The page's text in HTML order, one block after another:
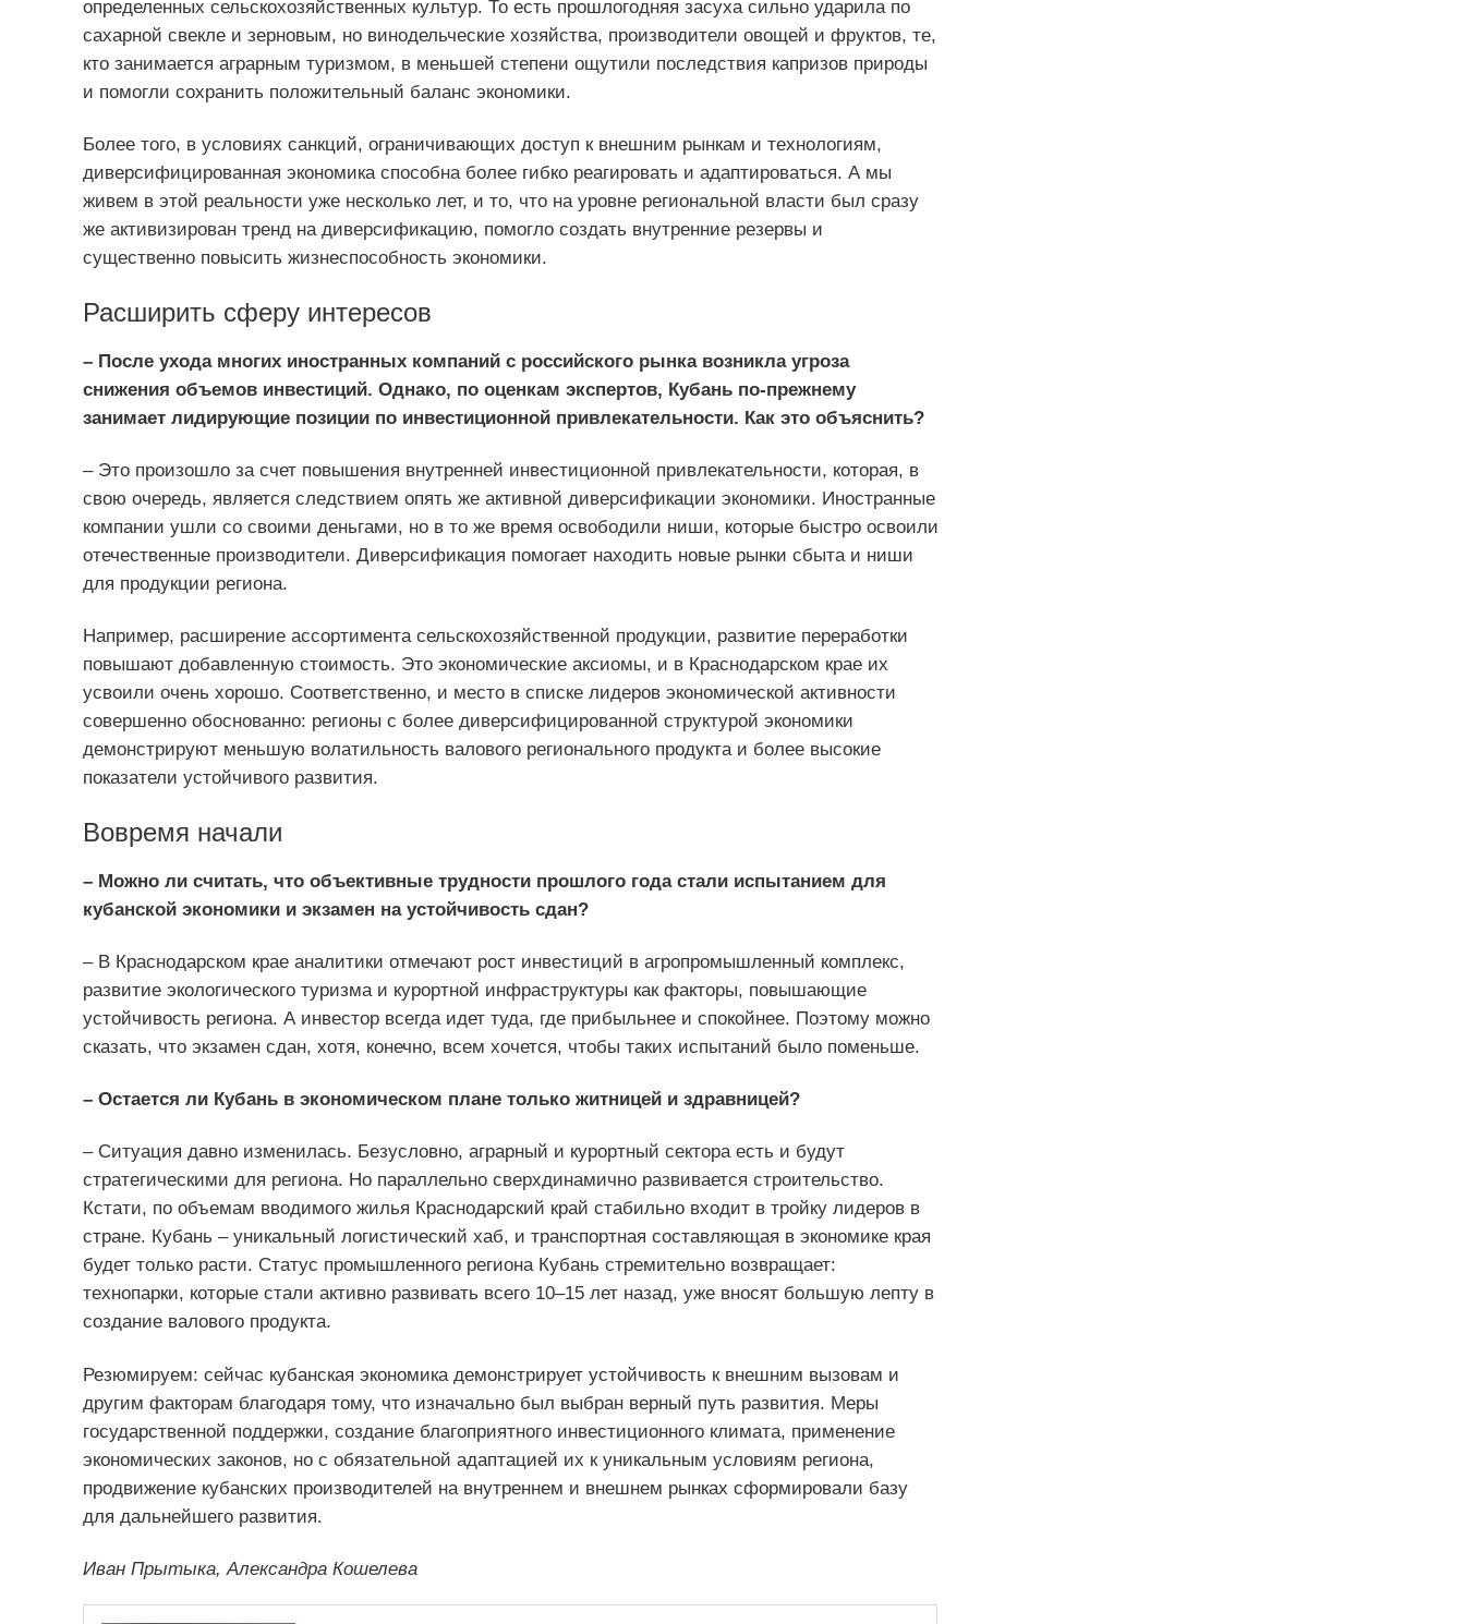
определенных сельскохозяйственных культур. То есть прошлогодняя засуха сильно ударила по
сахарной свекле и зерновым, но винодельческие хозяйства, производители овощей и фруктов, те,
кто занимается аграрным туризмом, в меньшей степени ощутили последствия капризов природы
и помогли сохранить положительный баланс экономики.
Более того, в условиях санкций, ограничивающих доступ к внешним рынкам и технологиям,
диверсифицированная экономика способна более гибко реагировать и адаптироваться. А мы
живем в этой реальности уже несколько лет, и то, что на уровне региональной власти был сразу
же активизирован тренд на диверсификацию, помогло создать внутренние резервы и
существенно повысить жизнеспособность экономики.
Расширить сферу интересов
– После ухода многих иностранных компаний с российского рынка возникла угроза
снижения объемов инвестиций. Однако, по оценкам экспертов, Кубань по-прежнему
занимает лидирующие позиции по инвестиционной привлекательности. Как это объяснить?
– Это произошло за счет повышения внутренней инвестиционной привлекательности, которая, в
свою очередь, является следствием опять же активной диверсификации экономики. Иностранные
компании ушли со своими деньгами, но в то же время освободили ниши, которые быстро освоили
отечественные производители. Диверсификация помогает находить новые рынки сбыта и ниши
для продукции региона.
Например, расширение ассортимента сельскохозяйственной продукции, развитие переработки
повышают добавленную стоимость. Это экономические аксиомы, и в Краснодарском крае их
усвоили очень хорошо. Соответственно, и место в списке лидеров экономической активности
совершенно обоснованно: регионы с более диверсифицированной структурой экономики
демонстрируют меньшую волатильность валового регионального продукта и более высокие
показатели устойчивого развития.
Вовремя начали
– Можно ли считать, что объективные трудности прошлого года стали испытанием для
кубанской экономики и экзамен на устойчивость сдан?
– В Краснодарском крае аналитики отмечают рост инвестиций в агропромышленный комплекс,
развитие экологического туризма и курортной инфраструктуры как факторы, повышающие
устойчивость региона. А инвестор всегда идет туда, где прибыльнее и спокойнее. Поэтому можно
сказать, что экзамен сдан, хотя, конечно, всем хочется, чтобы таких испытаний было поменьше.
– Остается ли Кубань в экономическом плане только житницей и здравницей?
– Ситуация давно изменилась. Безусловно, аграрный и курортный сектора есть и будут
стратегическими для региона. Но параллельно сверхдинамично развивается строительство.
Кстати, по объемам вводимого жилья Краснодарский край стабильно входит в тройку лидеров в
стране. Кубань – уникальный логистический хаб, и транспортная составляющая в экономике края
будет только расти. Статус промышленного региона Кубань стремительно возвращает:
технопарки, которые стали активно развивать всего 10–15 лет назад, уже вносят большую лепту в
создание валового продукта.
Резюмируем: сейчас кубанская экономика демонстрирует устойчивость к внешним вызовам и
другим факторам благодаря тому, что изначально был выбран верный путь развития. Меры
государственной поддержки, создание благоприятного инвестиционного климата, применение
экономических законов, но с обязательной адаптацией их к уникальным условиям региона,
продвижение кубанских производителей на внутреннем и внешнем рынках сформировали базу
для дальнейшего развития.
Иван Прытыка, Александра Кошелева